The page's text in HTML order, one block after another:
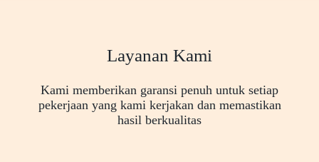
Layanan Kami
Kami memberikan garansi penuh untuk setiap
pekerjaan yang kami kerjakan dan memastikan
hasil berkualitas